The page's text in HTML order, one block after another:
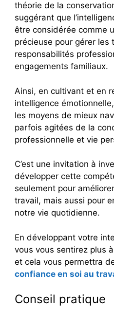
théorie de la
suggérant que
être considérée comme
précieuse pour gérer les
responsabilités
engagements familiaux.
Ainsi, en cultivant et en
intelligence
les moyens de mieux
parfois agitées de la
professionnelle et vie
C’est une invitation à
développer cette
seulement pour
travail, mais aussi pour
notre vie quotidienne.
En développant votre
vous vous sentirez plus
et cela vous permettra
confiance en soi au
Conseil pratique